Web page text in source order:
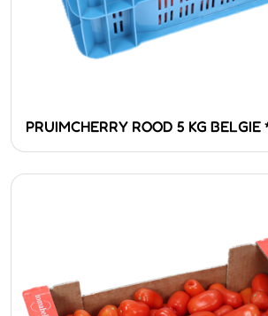
PRUIMCHERRY ROOD 5 KG